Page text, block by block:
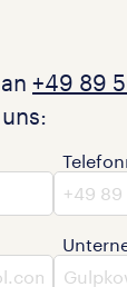
+49 89